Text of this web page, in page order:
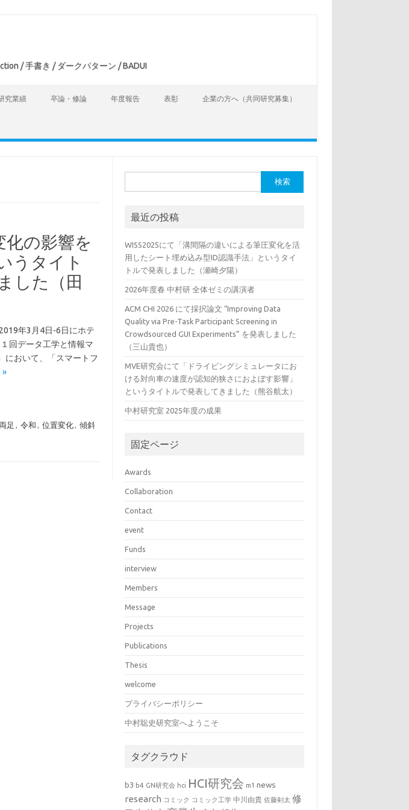
/ 手書き / ダークパターン / BADUI
究業績 卒論・修論 年度報告 表彰 企業の方へ（共同研究募集）
化の影響を
うタイト
した（田
年3月4日-6日にホテ
回データ工学と情報マ
において、「スマートフ
»
両足 , 令和 , 位置変化, 傾斜
索:
最近の投稿
WISS2025にて「溝間隔の違いによる筆圧変化を活
用したシート埋め込み型ID認識手法」というタイ
トルで発表しました（瀬崎夕陽）
2026年度春 中村研 全体ゼミの講演者
ACM CHI 2026 にて採択論文 “Improving Data
Quality via Pre-Task Participant Screening in
Crowdsourced GUI Experiments” を発表しました
（三山貴也）
MVE研究会にて「ドライビングシミュレータにお
ける対向車の速度が認知的狭さにおよぼす影響」
というタイトルで発表してきました（熊谷航太）
中村研究室 2025年度の成果
固定ページ
Awards
Collaboration
Contact
event
Funds
interview
Members
Message
Projects
Publications
Thesis
welcome
プライバシーポリシー
中村聡史研究室へようこそ
タグクラウド
b3 b4 GN研究会 hci HCI研究会 m1 news
research コミック コミック工学 中川由貴 佐藤剣太 修